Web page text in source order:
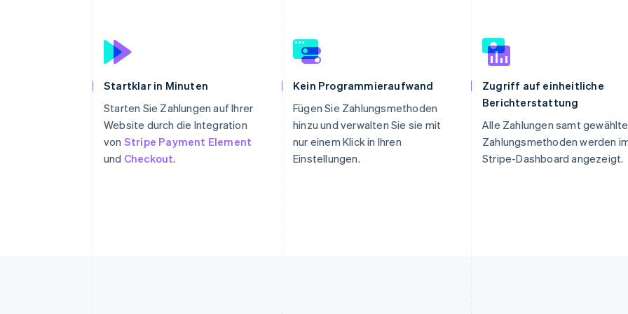
Startklar in Minuten
Starten Sie Zahlungen auf Ihrer
Website durch die Integration
von Stripe Payment Element
und Checkout.
Kein Programmieraufwand
Fügen Sie Zahlungsmethoden
hinzu und verwalten Sie sie mit
nur einem Klick in Ihren
Einstellungen.
Zugriff auf einheitliche
Berichterstattung
Alle Zahlungen samt
Zahlungsmethoden werden
Stripe-Dashboard angezeigt.